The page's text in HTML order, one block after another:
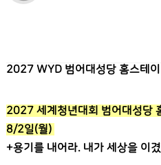
2027 WYD 범어대성당 홈스테이
2027 세계청년대회 범어대성당
8/2일(월)
+용기를 내어라. 내가 세상을 이